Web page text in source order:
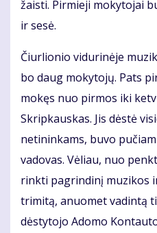
žais­ti. Pir­mie­ji mo­ky­to­jai
ir se­sė.
Čiur­lio­nio vi­du­ri­nė­je
bo daug mo­ky­to­jų. Pats
mo­kęs nuo pir­mos iki
Skrip­kaus­kas. Jis dės­tė
ne­ti­nin­kams, bu­vo
va­do­vas. Vė­liau, nuo
rink­ti pa­grin­di­nį mu­zi­kos
tri­mi­tą, anuo­met va­din­tą
dės­ty­to­jo Ado­mo